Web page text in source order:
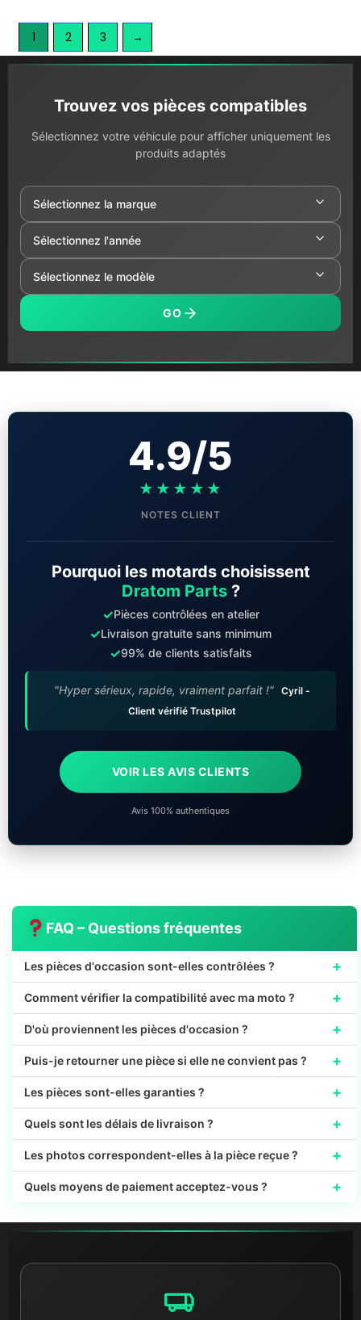
1 2 3 →
Trouvez vos pièces compatibles
Sélectionnez votre véhicule pour afficher uniquement les
produits adaptés
GO
4.9/5
★★★★★
NOTES CLIENT
Pourquoi les motards choisissent
Dratom Parts?
✓Pièces contrôlées en atelier
✓Livraison gratuite sans minimum
✓99% de clients satisfaits
"Hyper sérieux, rapide, vraiment parfait !" Cyril -
Client vérifié Trustpilot
VOIR LES AVIS CLIENTS
Avis 100% authentiques
FAQ – Questions fréquentes
Les pièces d'occasion sont-elles contrôlées ? +
Comment vérifier la compatibilité avec ma moto ? +
D'où proviennent les pièces d'occasion ? +
Puis-je retourner une pièce si elle ne convient pas ? +
Les pièces sont-elles garanties ? +
Quels sont les délais de livraison ? +
Les photos correspondent-elles à la pièce reçue ? +
Quels moyens de paiement acceptez-vous ? +